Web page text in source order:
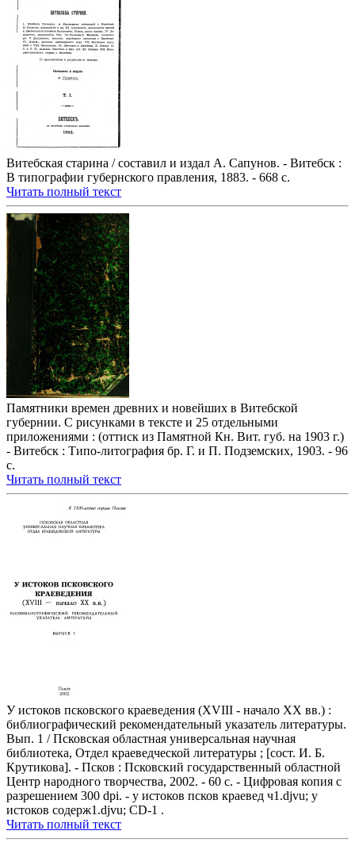
Витебская старина / составил и издал А. Сапунов. - Витебск :
В типографии губернского правления, 1883. - 668 с.
Читать полный текст
Памятники времен древних и новейших в Витебской
губернии. С рисунками в тексте и 25 отдельными
приложениями : (оттиск из Памятной Кн. Вит. губ. на 1903 г.)
- Витебск : Типо-литография бр. Г. и П. Подземских, 1903. - 96
с.
Читать полный текст
У истоков псковского краеведения (XVIII - начало XX вв.) :
библиографический рекомендательный указатель литературы.
Вып. 1 / Псковская областная универсальная научная
библиотека, Отдел краеведческой литературы ; [сост. И. Б.
Крутикова]. - Псков : Псковский государственный областной
Центр народного творчества, 2002. - 60 с. - Цифровая копия с
разрешением 300 dpi. - у истоков псков краевед ч1.djvu; у
истоков содерж1.djvu; CD-1 .
Читать полный текст